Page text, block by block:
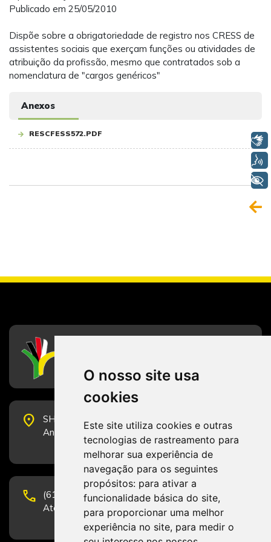
O nosso site usa
cookies
Este site utiliza cookies e outras
tecnologias de rastreamento para
melhorar sua experiência de
navegação para os seguintes
propósitos: para ativar a
funcionalidade básica do site,
para proporcionar uma melhor
experiência no site, para medir o
Publicado em 25/05/2010
Dispõe sobre a obrigatoriedade de registro nos CRESS de
assistentes sociais que exerçam funções ou atividades de
atribuição da profissão, mesmo que contratados sob a
nomenclatura de "cargos genéricos"
Anexos
RESCFESS572.PDF
place
SHS Quadra 6, Bloco E, Complexo Brasil 21, 20º
Andar, Sala 2001 - CEP 70322-915 - Brasília/DF
phone
(61) 3223-1652 e (61) 98131-3801.
Atendimento por telefone em horário comercial